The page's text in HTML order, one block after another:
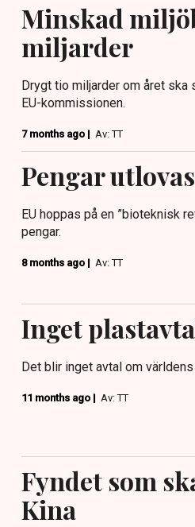
Minskad
miljarder
Drygt tio miljarder om året ska
EU-kommissionen.
7 months ago | Av: TT
Pengar
EU hoppas på en ”bioteknisk
pengar.
8 months ago | Av: TT
Inget
Det blir inget avtal om
11 months ago | Av: TT
Fyndet som
Kina